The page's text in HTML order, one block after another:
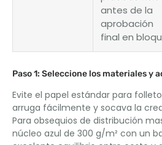
antes de la
aprobación
final en
Paso 1: Seleccione los materiales y
Evite el papel estándar para
arruga fácilmente y socava la
Para obsequios de distribución
núcleo azul de 300 g/m² con un